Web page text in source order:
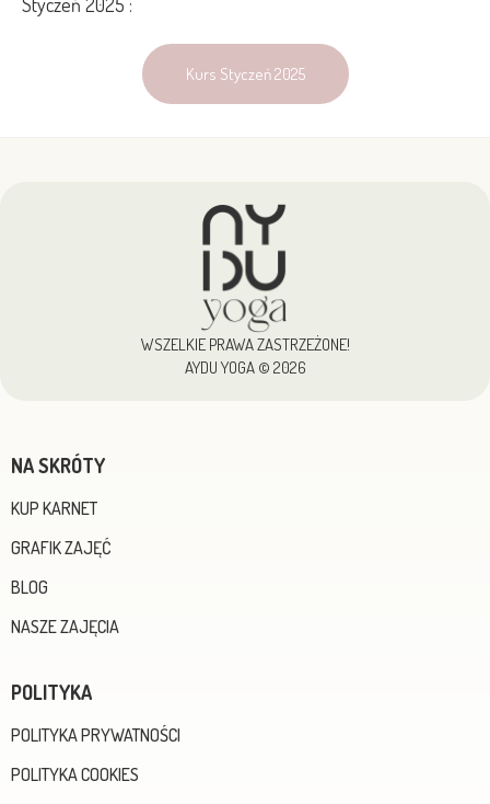
Kurs Styczeń 2025
WSZELKIE PRAWA ZASTRZEŻONE!
AYDU YOGA © 2026
NA SKRÓTY
KUP KARNET
GRAFIK ZAJĘĆ
BLOG
NASZE ZAJĘCIA
POLITYKA
POLITYKA PRYWATNOŚCI
POLITYKA COOKIES